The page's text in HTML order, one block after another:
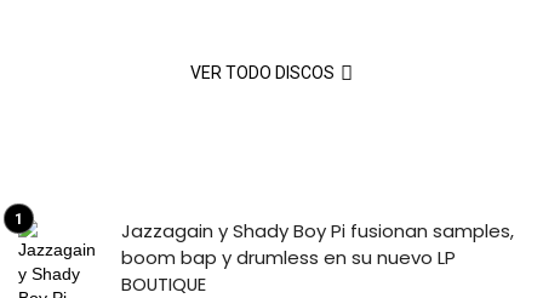
VER TODO DISCOS
Jazzagain y Shady Boy Pi fusionan samples,
boom bap y drumless en su nuevo LP
BOUTIQUE